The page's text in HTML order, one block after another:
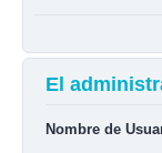
El
Nombre de